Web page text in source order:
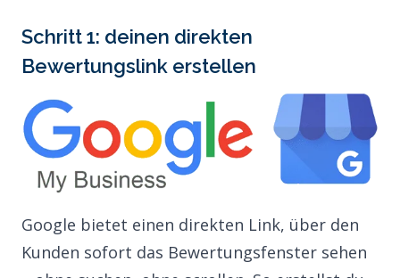
Schritt 1: deinen direkten
Bewertungslink erstellen
Google bietet einen direkten Link, über den
Kunden sofort das Bewertungsfenster sehen